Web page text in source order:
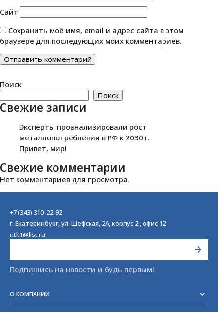
Сайт
Сохранить моё имя, email и адрес сайта в этом
браузере для последующих моих комментариев.
Поиск
Поиск
Свежие записи
Эксперты проанализировали рост
металлопотребления в РФ к 2030 г.
Привет, мир!
Свежие комментарии
Нет комментариев для просмотра.
+7 (343) 310-22-92
г. Екатеринбург, ул. Шефская, 2А, корпус 2 , офис 12
ntk1@list.ru
Подпишись на новости и будь первым!
О КОМПАНИИ